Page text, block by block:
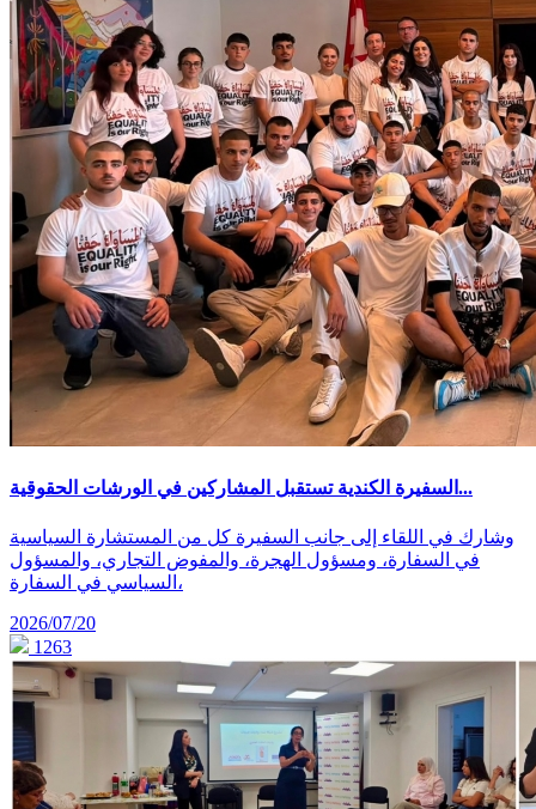
السفيرة الكندية تستقبل المشاركين في الورشات الحقوقية...
وشارك في اللقاء إلى جانب السفيرة كل من المستشارة السياسية
في السفارة، ومسؤول الهجرة، والمفوض التجاري، والمسؤول
السياسي في السفارة،
2026/07/20
1263